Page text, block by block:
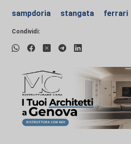
sampdoria stangata ferrari
Condividi: